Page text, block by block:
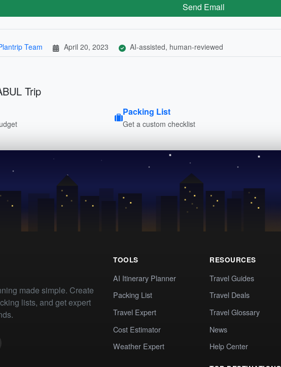
Send Email
Team April 20, 2023 AI-assisted, human-reviewed
Trip
Packing List
Get a custom checklist
made simple. Create
lists, and get expert
TOOLS
AI Itinerary Planner
Packing List
Travel Expert
Cost Estimator
Weather Expert
RESOURCES
Travel Guides
Travel Deals
Travel Glossary
News
Help Center